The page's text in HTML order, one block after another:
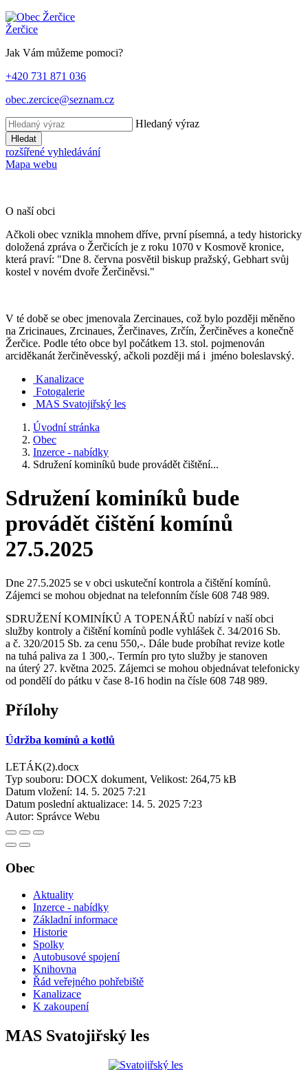
Žerčice
Jak Vám můžeme pomoci?
+420 731 871 036
obec.zercice@seznam.cz
Hledaný výraz
Hledat
rozšířené vyhledávání
Mapa webu
O naší obci
Ačkoli obec vznikla mnohem dříve, první písemná, a tedy historicky
doložená zpráva o Žerčicích je z roku 1070 v Kosmově kronice,
která praví: "Dne 8. června posvětil biskup pražský, Gebhart svůj
kostel v novém dvoře Žerčiněvsi."
V té době se obec jmenovala Zercinaues, což bylo později měněno
na Zricinaues, Zrcinaues, Žerčinaves, Zrčín, Žerčiněves a konečně
Žerčice. Podle této obce byl počátkem 13. stol. pojmenován
arciděkanát žerčiněvesský, ačkoli později má i jméno boleslavský.
Kanalizace
Fotogalerie
MAS Svatojiřský les
Úvodní stránka
Obec
Inzerce - nabídky
Sdružení kominíků bude provádět čištění...
Sdružení kominíků bude
provádět čištění komínů
27.5.2025
Dne 27.5.2025 se v obci uskuteční kontrola a čištění komínů.
Zájemci se mohou objednat na telefonním čísle 608 748 989.
SDRUŽENÍ KOMINÍKŮ A TOPENÁŘŮ nabízí v naší obci
služby kontroly a čištění komínů podle vyhlášek č. 34/2016 Sb.
a č. 320/2015 Sb. za cenu 550,-. Dále bude probíhat revize kotle
na tuhá paliva za 1 300,-. Termín pro tyto služby je stanoven
na úterý 27. května 2025. Zájemci se mohou objednávat telefonicky
od pondělí do pátku v čase 8-16 hodin na čísle 608 748 989.
Přílohy
Údržba komínů a kotlů
LETÁK(2).docx
Typ souboru: DOCX dokument, Velikost: 264,75 kB
Datum vložení: 14. 5. 2025 7:21
Datum poslední aktualizace: 14. 5. 2025 7:23
Autor: Správce Webu
Obec
Aktuality
Inzerce - nabídky
Základní informace
Historie
Spolky
Autobusové spojení
Knihovna
Řád veřejného pohřebiště
Kanalizace
K zakoupení
MAS Svatojiřský les